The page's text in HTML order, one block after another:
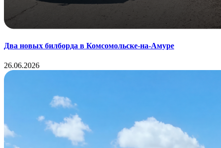
Два новых билборда в Комсомольске-на-Амуре
26.06.2026